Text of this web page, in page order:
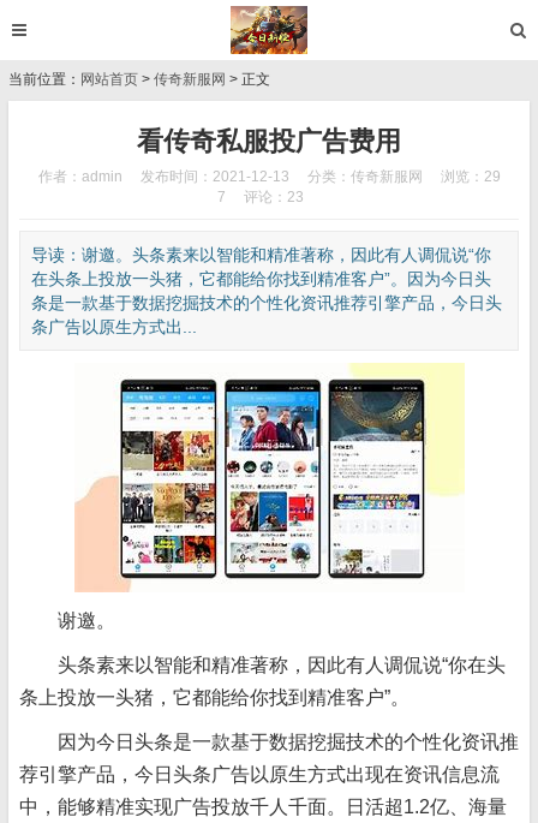
当前位置： 网站首页 > 传奇新服网 > 正文
看传奇私服投广告费用
作者：admin 发布时间：2021-12-13 分类： 传奇新服网
浏览：29
7
评论：23
导读：谢邀。头条素来以智能和精准著称，因此有人调侃说“你
在头条上投放一头猪，它都能给你找到精准客户”。因为今日头
条是一款基于数据挖掘技术的个性化资讯推荐引擎产品，今日头
条广告以原生方式出...
谢邀。
头条素来以智能和精准著称，因此有人调侃说“你在头
条上投放一头猪，它都能给你找到精准客户”。
因为今日头条是一款基于数据挖掘技术的个性化资讯推
荐引擎产品，今日头条广告以原生方式出现在资讯信息流
中，能够精准实现广告投放千人千面。日活超1.2亿、海量